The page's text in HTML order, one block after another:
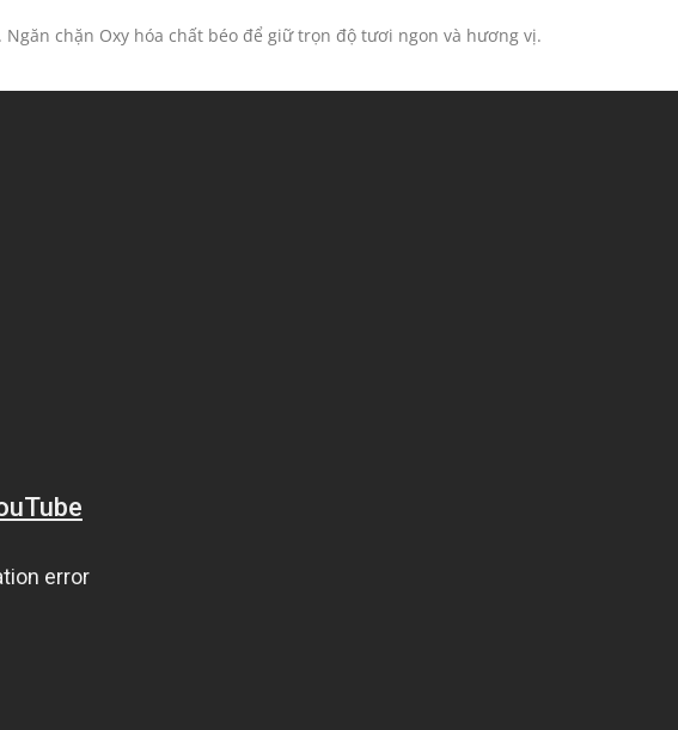
chặn Oxy hóa chất béo để giữ trọn độ tươi ngon và hương vị.